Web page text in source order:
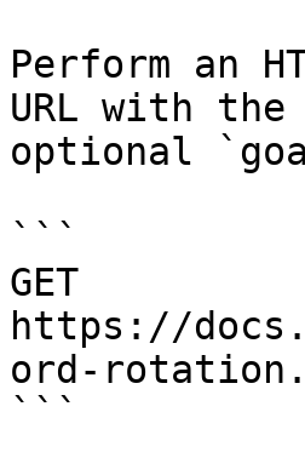
Perform an
URL with
optional
```
GET
https://
ord-
```